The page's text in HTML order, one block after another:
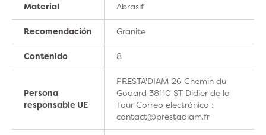
Material Abrasif
Recomendación Granite
Contenido 8
Persona
responsable UE
PRESTA'DIAM 26 Chemin du
Godard 38110 ST Didier de la
Tour Correo electrónico :
contact@prestadiam.fr